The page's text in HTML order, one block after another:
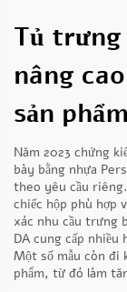
Tủ
nâng
sản
Năm 2023 chứng
bày bằng nhựa
theo yêu cầu
chiếc hộp phù hợp
xác nhu cầu trưng
DA cung cấp nhiều
Một số mẫu còn đi
phẩm, từ đó làm